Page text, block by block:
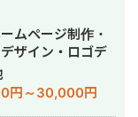
ムページ制作・
ザイン・ロゴデ
ト制作
円～30,000円